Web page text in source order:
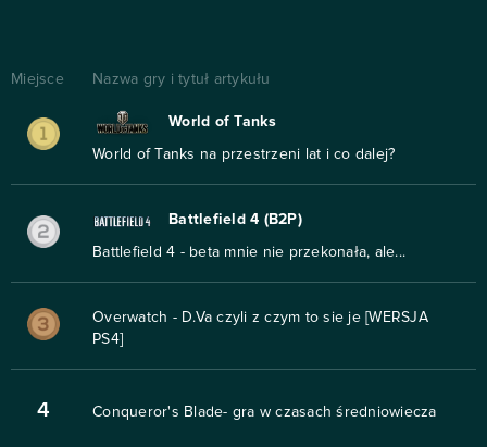
Miejsce Nazwa gry i tytuł artykułu
World of Tanks
World of Tanks na przestrzeni lat i co dalej?
Battlefield 4 (B2P)
Battlefield 4 - beta mnie nie przekonała, ale...
Overwatch - D.Va czyli z czym to sie je [WERSJA
PS4]
4 Conqueror's Blade- gra w czasach średniowiecza